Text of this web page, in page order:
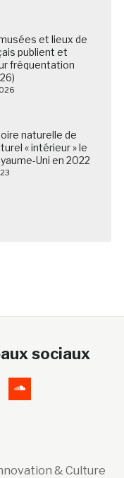
et lieux de
publient et
fréquentation
naturelle de
« intérieur » le
Uni en 2022
sociaux
& Culture